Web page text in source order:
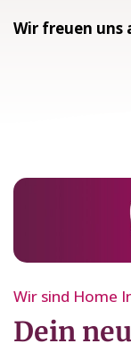
Wir freuen uns
Wir sind Home
Dein